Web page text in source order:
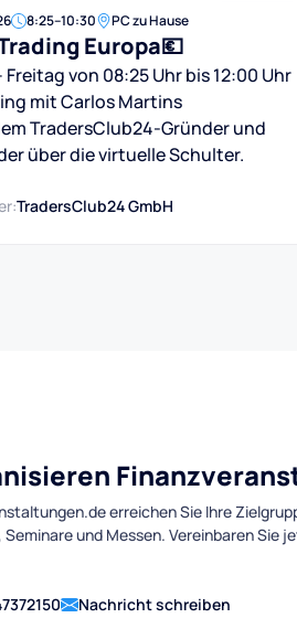
8:25–10:30 PC zu Hause
Europa💶
von 08:25 Uhr bis 12:00 Uhr
mit Carlos Martins
TradersClub24-Gründer und
über die virtuelle Schulter.
TradersClub24 GmbH
erreichen Sie Ihre
Seminare und Messen. Vereinbaren Sie
Nachricht schreiben